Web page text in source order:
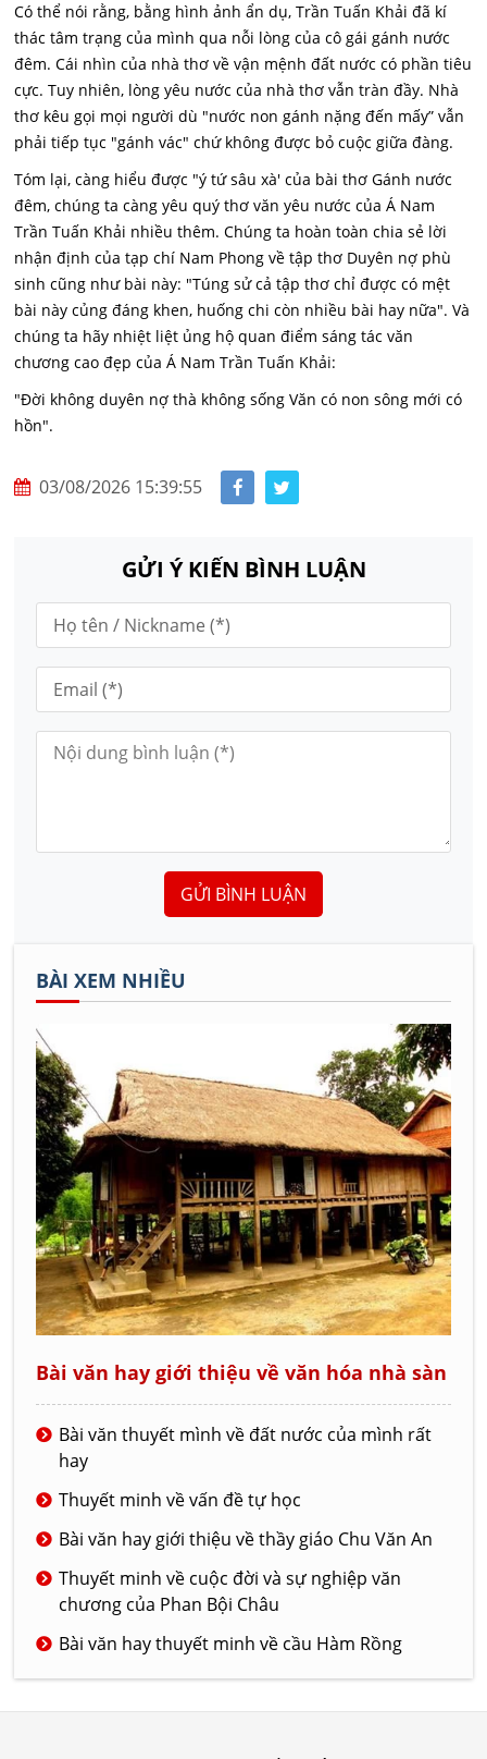
Có thể nói rằng, bằng hình ảnh ẩn dụ, Trần Tuấn Khải đã kí
thác tâm trạng của mình qua nỗi lòng của cô gái gánh nước
đêm. Cái nhìn của nhà thơ về vận mệnh đất nước có phần tiêu
cực. Tuy nhiên, lòng yêu nước của nhà thơ vẫn tràn đầy. Nhà
thơ kêu gọi mọi người dù "nước non gánh nặng đến mấy” vẫn
phải tiếp tục "gánh vác" chứ không được bỏ cuộc giữa đàng.
Tóm lại, càng hiểu được "ý tứ sâu xà' của bài thơ Gánh nước
đêm, chúng ta càng yêu quý thơ văn yêu nước của Á Nam
Trần Tuấn Khải nhiều thêm. Chúng ta hoàn toàn chia sẻ lời
nhận định của tạp chí Nam Phong về tập thơ Duyên nợ phù
sinh cũng như bài này: "Túng sử cả tập thơ chỉ được có mệt
bài này củng đáng khen, huống chi còn nhiều bài hay nữa". Và
chúng ta hãy nhiệt liệt ủng hộ quan điểm sáng tác văn
chương cao đẹp của Á Nam Trần Tuấn Khải:
"Đời không duyên nợ thà không sống Văn có non sông mới có
hồn".
03/08/2026 15:39:55
GỬI Ý KIẾN BÌNH LUẬN
GỬI BÌNH LUẬN
BÀI XEM NHIỀU
Bài văn hay giới thiệu về văn hóa nhà sàn
Bài văn thuyết mình về đất nước của mình rất
hay
Thuyết minh về vấn đề tự học
Bài văn hay giới thiệu về thầy giáo Chu Văn An
Thuyết minh về cuộc đời và sự nghiệp văn
chương của Phan Bội Châu
Bài văn hay thuyết minh về cầu Hàm Rồng